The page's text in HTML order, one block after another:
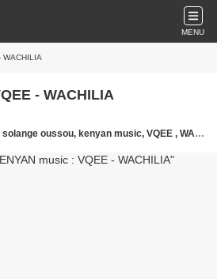
MENU
WACHILIA
- WACHILIA
oussou, kenyan music, VQEE , WACHILIA